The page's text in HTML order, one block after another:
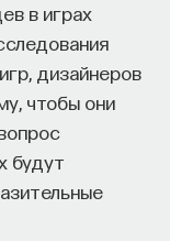
в играх
дизайнеров
чтобы они
будут